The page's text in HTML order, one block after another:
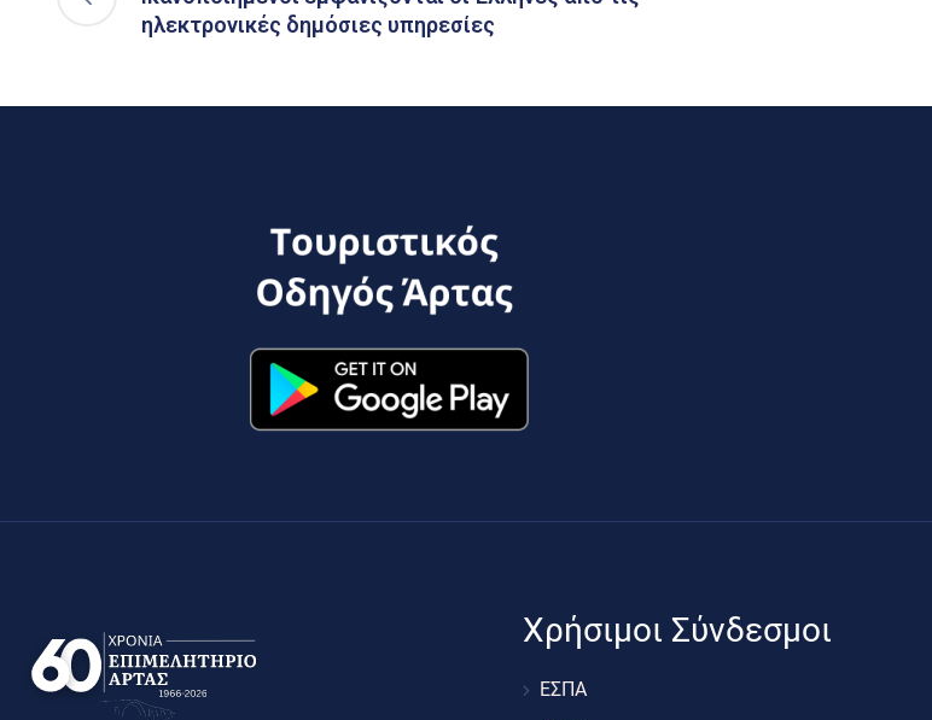
ηλεκτρονικές δημόσιες υπηρεσίες
Χρήσιμοι Σύνδεσμοι
ΕΣΠΑ